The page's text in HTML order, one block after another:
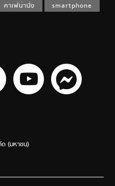
คาเฟ่น่านั่ง
smartphone
(มหาชน)